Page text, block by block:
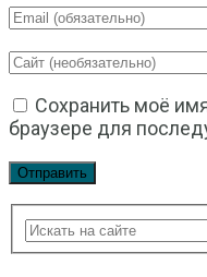
Сохранить моё
браузере для